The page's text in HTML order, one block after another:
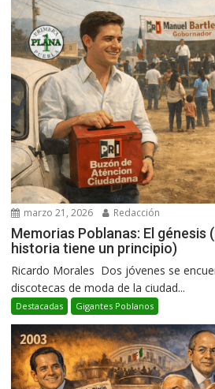
marzo 21, 2026 Redacción
Memorias Poblanas: El génesis
historia tiene un principio)
Ricardo Morales Dos jóvenes se
discotecas de moda de la ciudad...
Destacadas Gigantes Poblanos